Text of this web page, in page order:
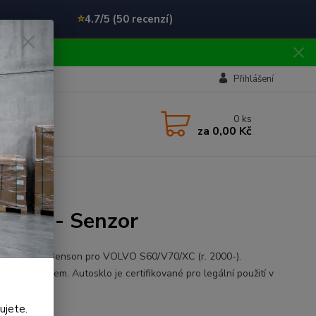
⭐4.7/5 (50 recenzí)
Přihlášení
0 ks
za 0,00 Kč
) - Senzor
čelní sklo Benson pro VOLVO S60/V70/XC (r. 2000-).
se senzorem. Autosklo je certifikované pro legální použití v
popis